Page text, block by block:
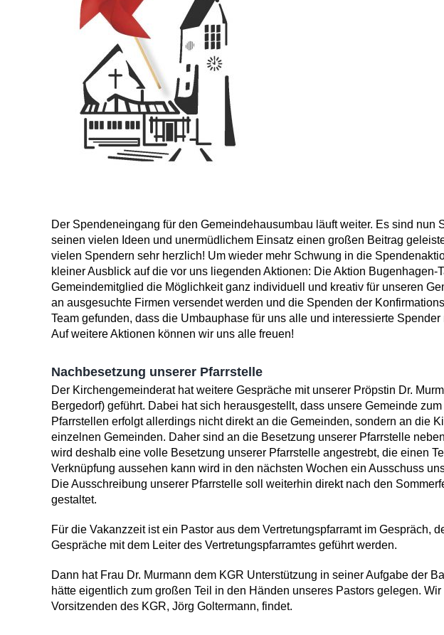
Der Spendeneingang für den Gemeindehausum­bau läuft weiter. Es sind
seinen vielen Ide­en und unermüdlichem Einsatz einen großen Beitrag
vielen Spendern sehr herzlich! Um wie­der mehr Schwung in die
kleiner Ausblick auf die vor uns liegenden Aktionen: Die Aktion
Gemeindemitglied die Möglichkeit ganz in­dividuell und kreativ für unseren
an ausge­suchte Firmen versendet werden und die Spenden der
Team gefun­den, dass die Umbau­phase für uns alle und interessierte
Auf weitere Aktionen können wir uns alle freuen!
Nachbesetzung unse­rer Pfarrstelle
Der Kirchengemeinderat hat weitere Gespräche mit unserer Pröpstin Dr.
Bergedorf) geführt. Dabei hat sich heraus­gestellt, dass unsere Gemeinde
Pfarrstellen erfolgt allerdings nicht direkt an die Gemeinden, sondern an die
einzelnen Gemeinden. Daher sind an die Beset­zung unserer Pfarrstelle
wird deshalb eine volle Beset­zung unserer Pfarrstelle angestrebt, die einen
Ver­knüpfung aussehen kann wird in den nächsten Wo­chen ein Ausschuss
Die Ausschreibung unserer Pfarrstelle soll weiterhin direkt nach den
ge­staltet.
Für die Vakanzzeit ist ein Pastor aus dem Vertretungspfarramt im
Gespräche mit dem Leiter des Ver­tretungspfarramtes ge­führt werden.
Dann hat Frau Dr. Mur­mann dem KGR Unter­stützung in seiner Aufga­be der
hätte eigentlich zum gro­ßen Teil in den Händen unseres Pastors gele­gen.
Vorsitzenden des KGR, Jörg Goltermann, findet.